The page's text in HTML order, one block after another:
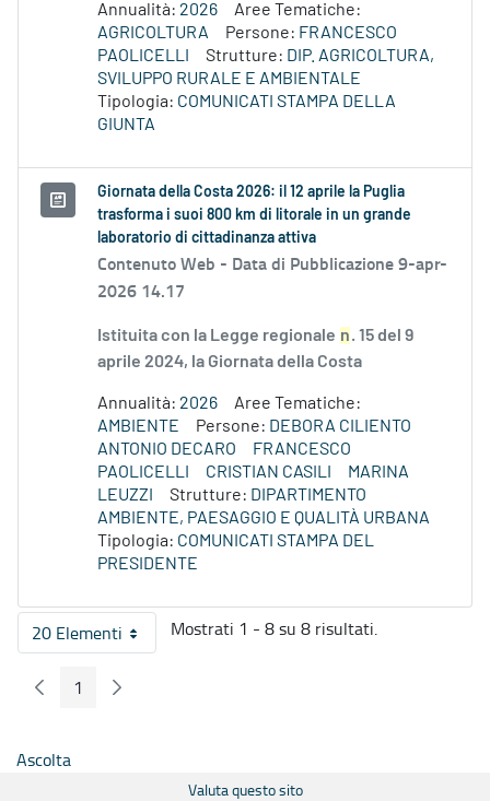
Annualità: 2026
Aree Tematiche:
AGRICOLTURA
Persone: FRANCESCO
PAOLICELLI
Strutture: DIP. AGRICOLTURA,
SVILUPPO RURALE E AMBIENTALE
Tipologia: COMUNICATI STAMPA DELLA
GIUNTA
Giornata della Costa 2026: il 12 aprile la Puglia
trasforma i suoi 800 km di litorale in un grande
laboratorio di cittadinanza attiva
Contenuto Web - Data di Pubblicazione 9-apr-
2026 14.17
Istituita con la Legge regionale n. 15 del 9
aprile 2024, la Giornata della Costa
Annualità: 2026
Aree Tematiche:
AMBIENTE
Persone: DEBORA CILIENTO
ANTONIO DECARO
FRANCESCO
PAOLICELLI
CRISTIAN CASILI
MARINA
LEUZZI
Strutture: DIPARTIMENTO
AMBIENTE, PAESAGGIO E QUALITÀ URBANA
Tipologia: COMUNICATI STAMPA DEL
PRESIDENTE
20 ElementiPer pagina
Mostrati 1 - 8 su 8 risultati.
Pagina Precedente
Pagina
1 Pagina Seguente
Ascolta
Valuta questo sito